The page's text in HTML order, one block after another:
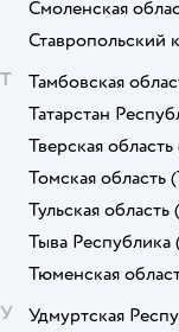
Смоленская
Ставропольский
Т
Тамбовская
Татарстан
Тверская область
Томская область
Тульская область
Тыва Республика
Тюменская
У
Удмуртская